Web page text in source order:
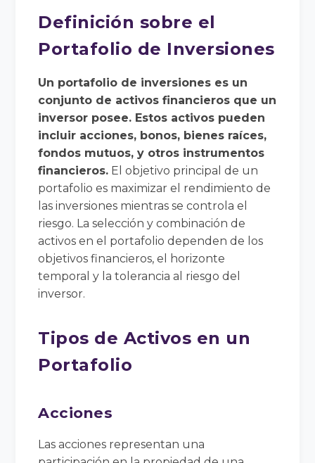
Definición sobre el
Portafolio de Inversiones
Un portafolio de inversiones es un
conjunto de activos financieros que un
inversor posee. Estos activos pueden
incluir acciones, bonos, bienes raíces,
fondos mutuos, y otros instrumentos
financieros. El objetivo principal de un
portafolio es maximizar el rendimiento de
las inversiones mientras se controla el
riesgo. La selección y combinación de
activos en el portafolio dependen de los
objetivos financieros, el horizonte
temporal y la tolerancia al riesgo del
inversor.
Tipos de Activos en un
Portafolio
Acciones
Las acciones representan una